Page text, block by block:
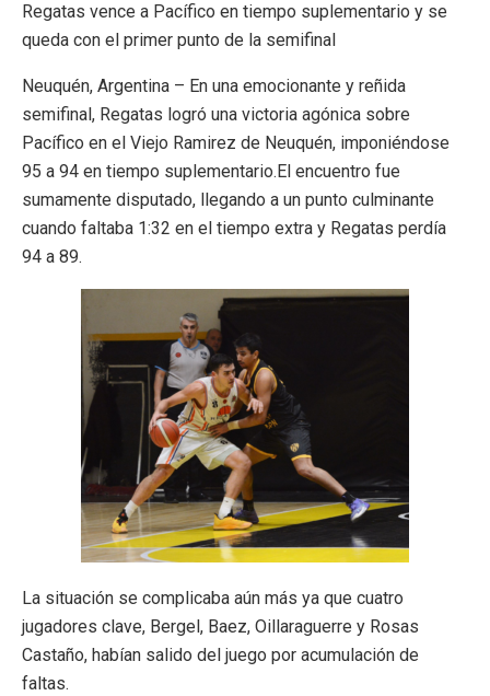
Regatas vence a Pacífico en tiempo suplementario y se
queda con el primer punto de la semifinal
Neuquén, Argentina – En una emocionante y reñida
semifinal, Regatas logró una victoria agónica sobre
Pacífico en el Viejo Ramirez de Neuquén, imponiéndose
95 a 94 en tiempo suplementario.El encuentro fue
sumamente disputado, llegando a un punto culminante
cuando faltaba 1:32 en el tiempo extra y Regatas perdía
94 a 89.
La situación se complicaba aún más ya que cuatro
jugadores clave, Bergel, Baez, Oillaraguerre y Rosas
Castaño, habían salido del juego por acumulación de
faltas.